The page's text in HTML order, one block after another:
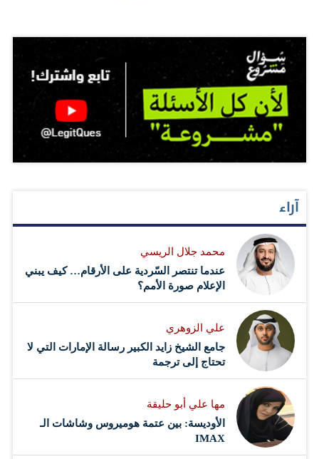
آراء
محمد جلال الريسي
عندما تنتصر السّردية على الأرقام… كيف يبني
الإعلام صورة الأمم؟
علي الزوهري
جامع الشيخ زايد الكبير رسالة الإمارات التي لا
تحتاج إلى ترجمة
مها علي أبو حليقة
الأوديسة: بين عتمة هوميروس وشاشات الـ
IMAX